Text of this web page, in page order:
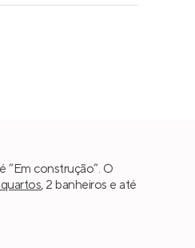
“Em construção”. O
, 2 banheiros e até